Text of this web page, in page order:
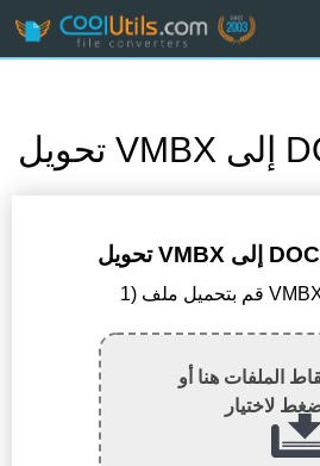
الملفات هنا أو
لاختيار